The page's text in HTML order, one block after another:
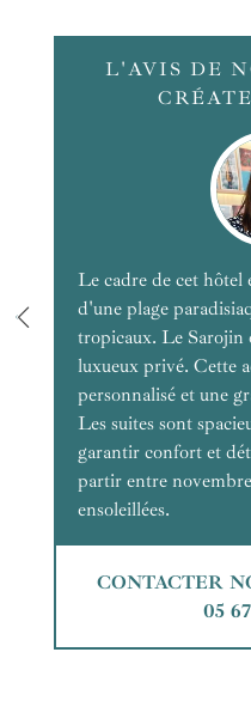
L'AVIS DE
Le cadre de cet hôtel
d'une plage
tropicaux. Le Sarojin
luxueux privé. Cette
personnalisé et une
Les suites sont
garantir confort et
partir entre
ensoleillées.
CONTACTER
05